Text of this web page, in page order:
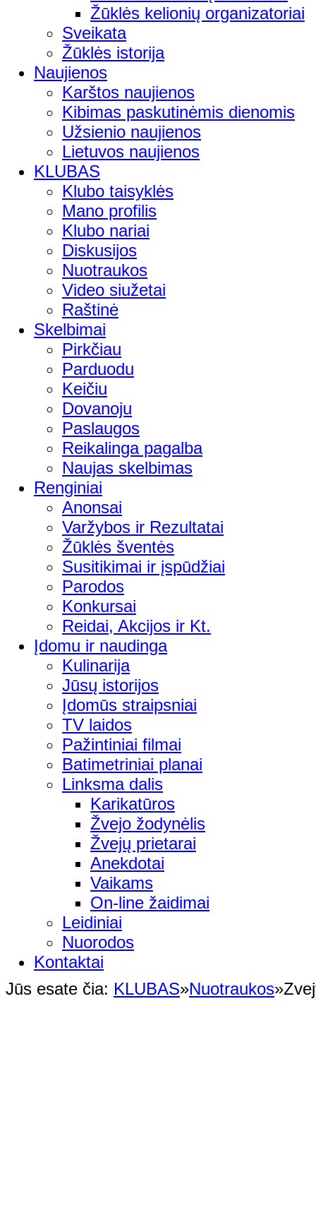
Žūklės kelionių organizatoriai
Sveikata
Žūklės istorija
Naujienos
Karštos naujienos
Kibimas paskutinėmis dienomis
Užsienio naujienos
Lietuvos naujienos
KLUBAS
Klubo taisyklės
Mano profilis
Klubo nariai
Diskusijos
Nuotraukos
Video siužetai
Raštinė
Skelbimai
Pirkčiau
Parduodu
Keičiu
Dovanoju
Paslaugos
Reikalinga pagalba
Naujas skelbimas
Renginiai
Anonsai
Varžybos ir Rezultatai
Žūklės šventės
Susitikimai ir įspūdžiai
Parodos
Konkursai
Reidai, Akcijos ir Kt.
Įdomu ir naudinga
Kulinarija
Jūsų istorijos
Įdomūs straipsniai
TV laidos
Pažintiniai filmai
Batimetriniai planai
Linksma dalis
Karikatūros
Žvejo žodynėlis
Žvejų prietarai
Anekdotai
Vaikams
On-line žaidimai
Leidiniai
Nuorodos
Kontaktai
Jūs esate čia: KLUBAS»Nuotraukos»